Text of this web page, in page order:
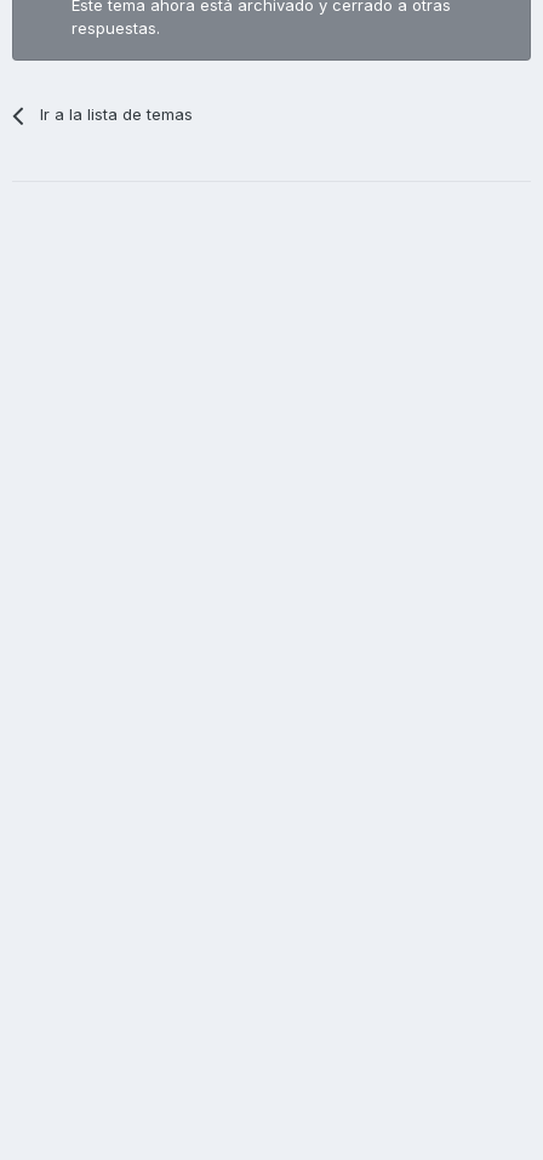
Este tema ahora está archivado y cerrado a otras
respuestas.
Ir a la lista de temas